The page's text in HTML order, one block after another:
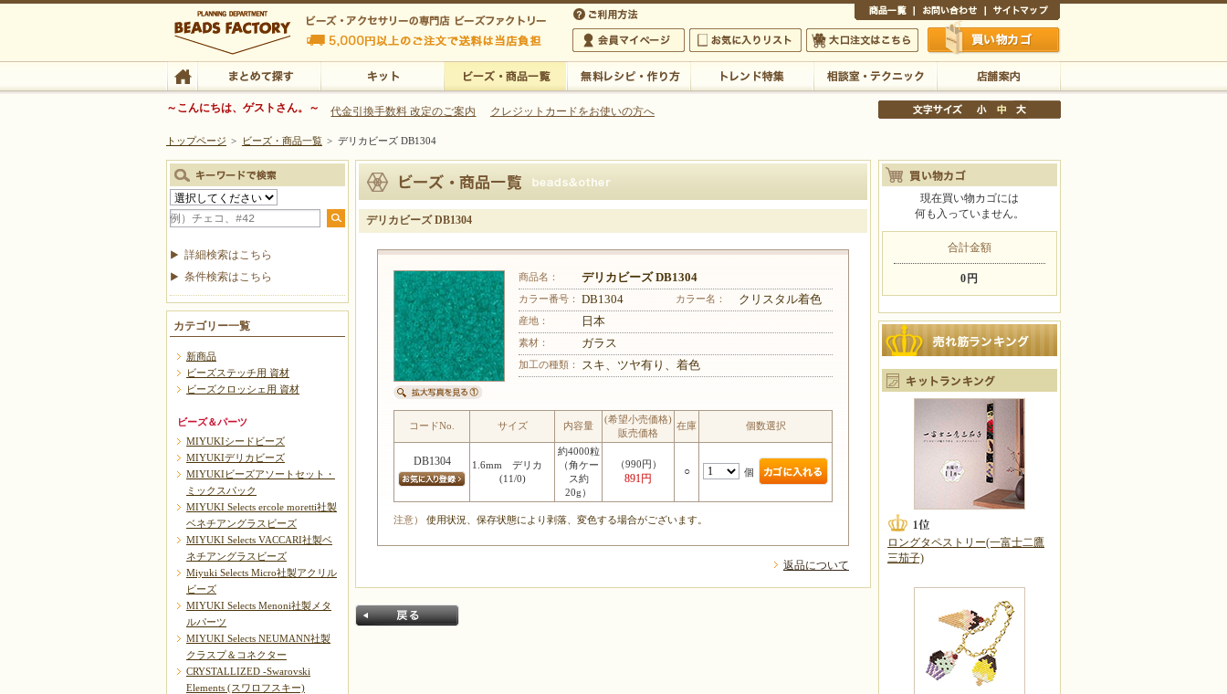
ビーズファクトリー ビーズ・パーツ・金具など・アクセサリーの専門店
ビーズ・アクセサリーの専門店 ビーズファクトリー 5,000円以上のご注文で送料は当店が負担いたします
ビーズ・アクセサリーの専門店 ビーズファクトリー 5,000円以上のご注文で送料は当店が負担いたします
会員マイページ
お気に入りリスト 大口注文はこちら 買い物かご
TOP まとめて探す 店舗案内
～こんにちは、ゲストさん。～ 代金引換手数料 改定のご案内 クレジットカードをお使いの方へ
トップページ > ビーズ・商品一覧 > デリカビーズ DB1304
デリカビーズ DB1304
商品名： デリカビーズ DB1304
カラー番号： DB1304 カラー名： クリスタル着色
産地： 日本
素材： ガラス
加工の種類： スキ、ツヤ有り、着色
コードNo. サイズ 内容量
(希望小売価格)
販売価格
在庫 個数選択
DB1304
1.6mm デリカ
(11/0)
約4000粒
（角ケー
ス約
20g）
（990円）
891円
○ 個
注意） 使用状況、保存状態により剥落、変色する場合がございます。
返品について
詳細検索はこちら
条件検索はこちら
カテゴリー一覧
新商品
ビーズステッチ用 資材
ビーズクロッシェ用 資材
ビーズ＆パーツ
MIYUKIシードビーズ
MIYUKIデリカビーズ
MIYUKIビーズアソートセット・
ミックスパック
MIYUKI Selects ercole moretti社製
ベネチアングラスビーズ
MIYUKI Selects VACCARI社製ベ
ネチアングラスビーズ
Miyuki Selects Micro社製アクリル
ビーズ
MIYUKI Selects Menoni社製メタ
ルパーツ
MIYUKI Selects NEUMANN社製
クラスプ＆コネクター
CRYSTALLIZED -Swarovski
Elements (スワロフスキー)
現在買い物カゴには
何も入っていません。
合計金額
0円
ロングタペストリー(一富士二鷹
三茄子)